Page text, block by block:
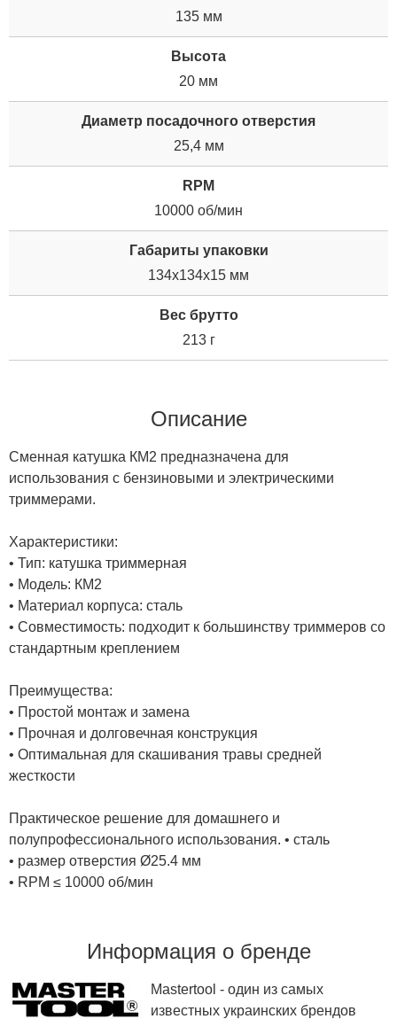
135 мм
Высота
20 мм
Диаметр посадочного отверстия
25,4 мм
RPM
10000 об/мин
Габариты упаковки
134x134x15 мм
Вес брутто
213 г
Описание
Сменная катушка КМ2 предназначена для
использования с бензиновыми и электрическими
триммерами.
Характеристики:
• Тип: катушка триммерная
• Модель: КМ2
• Материал корпуса: сталь
• Совместимость: подходит к большинству триммеров со
стандартным креплением
Преимущества:
• Простой монтаж и замена
• Прочная и долговечная конструкция
• Оптимальная для скашивания травы средней
жесткости
Практическое решение для домашнего и
полупрофессионального использования. • сталь
• размер отверстия Ø25.4 мм
• RPM ≤ 10000 об/мин
Информация о бренде
Mastertool - один из самых
известных украинских брендов